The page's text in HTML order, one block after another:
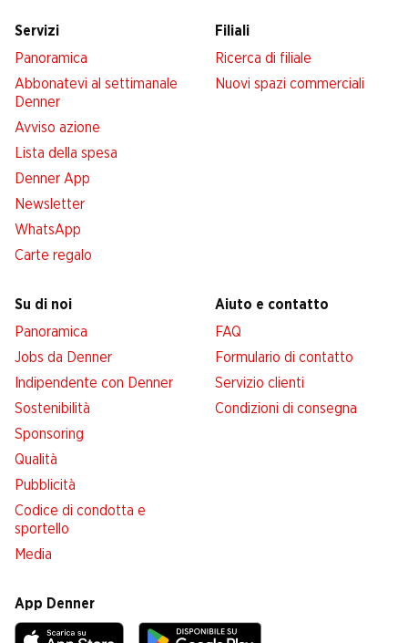
Servizi
Panoramica
Abbonatevi al settimanale
Denner
Avviso azione
Lista della spesa
Denner App
Newsletter
WhatsApp
Carte regalo
Filiali
Ricerca di filiale
Nuovi spazi commerciali
Su di noi
Panoramica
Jobs da Denner
Indipendente con Denner
Sostenibilità
Sponsoring
Qualità
Pubblicità
Codice di condotta e
sportello
Media
Aiuto e contatto
FAQ
Formulario di contatto
Servizio clienti
Condizioni di consegna
App Denner